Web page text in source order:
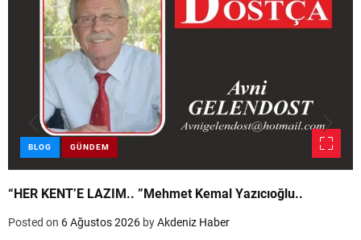
BLOG GÜNDEM
“HER KENT’E LAZIM.. ”Mehmet Kemal Yazıcıoğlu..
Posted on 6 Ağustos 2026 byAkdeniz Haber